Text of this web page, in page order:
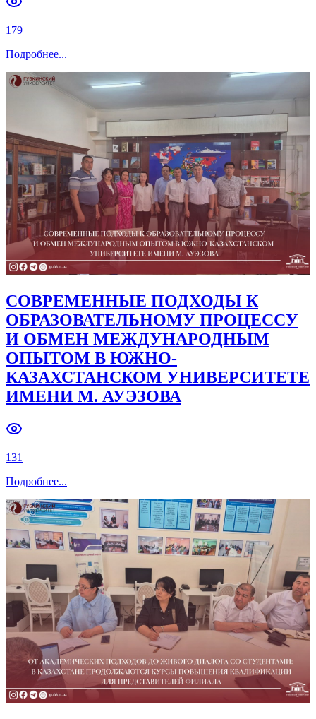
179
Подробнее...
СОВРЕМЕННЫЕ ПОДХОДЫ К
ОБРАЗОВАТЕЛЬНОМУ ПРОЦЕССУ
И ОБМЕН МЕЖДУНАРОДНЫМ
ОПЫТОМ В ЮЖНО-
КАЗАХСТАНСКОМ УНИВЕРСИТЕТЕ
ИМЕНИ М. АУЭЗОВА
131
Подробнее...